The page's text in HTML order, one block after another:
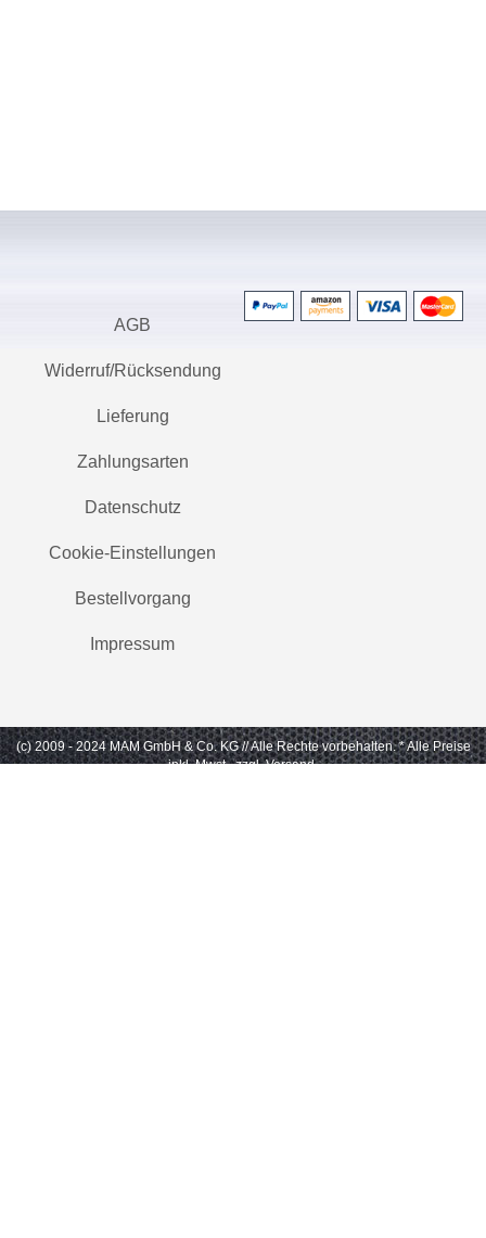
AGB
Widerruf/Rücksendung
Lieferung
Zahlungsarten
Datenschutz
Cookie-Einstellungen
Bestellvorgang
Impressum
(c) 2009 - 2024 MAM GmbH & Co. KG // Alle Rechte vorbehalten. * Alle Preise
inkl. Mwst., zzgl. Versand.